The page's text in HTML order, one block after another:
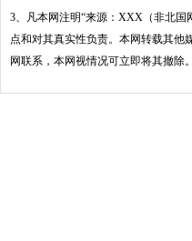
3、凡本网注明“来源：XXX（非北国
点和对其真实性负责。本网转载其他
网联系，本网视情况可立即将其撤除。